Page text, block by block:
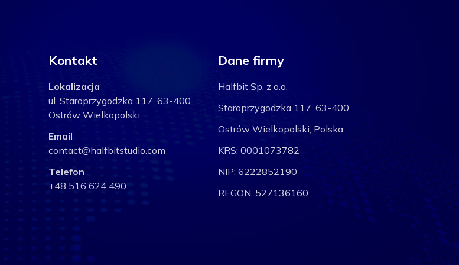
Kontakt
Lokalizacja
ul. Staroprzygodzka 117, 63-400
Ostrów Wielkopolski
Email
contact@halfbitstudio.com
Telefon
+48 516 624 490
Dane firmy
Halfbit Sp. z o.o.
Staroprzygodzka 117, 63-400
Ostrów Wielkopolski, Polska
KRS: 0001073782
NIP: 6222852190
REGON: 527136160